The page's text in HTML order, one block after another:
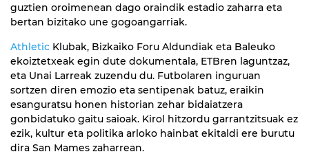
guztien oroimenean dago oraindik estadio zaharra eta
bertan bizitako une gogoangarriak.
Athletic Klubak, Bizkaiko Foru Aldundiak eta Baleuko
ekoiztetxeak egin dute dokumentala, ETBren laguntzaz,
eta Unai Larreak zuzendu du. Futbolaren inguruan
sortzen diren emozio eta sentipenak batuz, eraikin
esanguratsu honen historian zehar bidaiatzera
gonbidatuko gaitu saioak. Kirol hitzordu garrantzitsuak ez
ezik, kultur eta politika arloko hainbat ekitaldi ere burutu
dira San Mames zaharrean.